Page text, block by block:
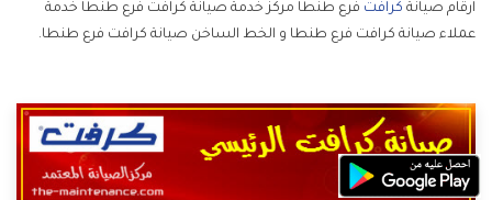
ارقام صيانة كرافت فرع طنطا مركز خدمة صيانة كرافت فرع طنطا خدمة
عملاء صيانة كرافت فرع طنطا و الخط الساخن صيانة كرافت فرع طنطا.